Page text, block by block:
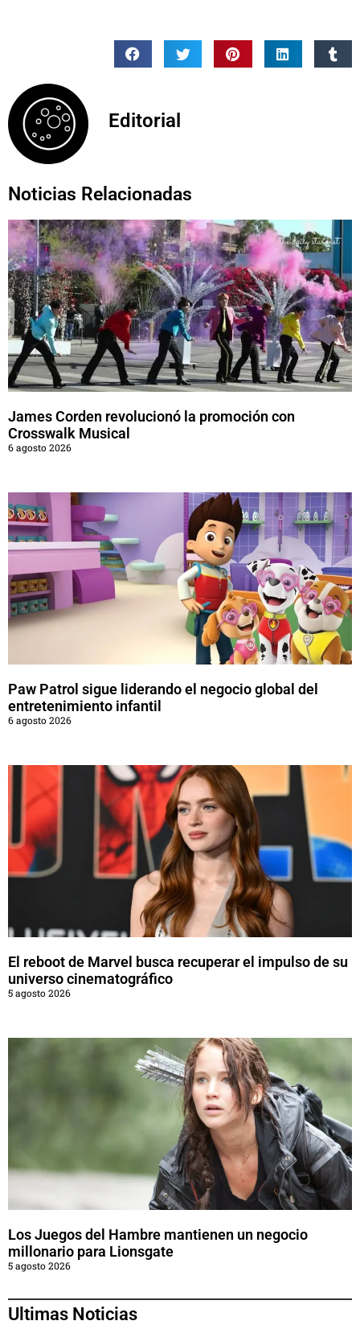
Editorial
Noticias Relacionadas
James Corden revolucionó la promoción con
Crosswalk Musical
6 agosto 2026
Paw Patrol sigue liderando el negocio global del
entretenimiento infantil
6 agosto 2026
El reboot de Marvel busca recuperar el impulso de su
universo cinematográfico
5 agosto 2026
Los Juegos del Hambre mantienen un negocio
millonario para Lionsgate
5 agosto 2026
Ultimas Noticias